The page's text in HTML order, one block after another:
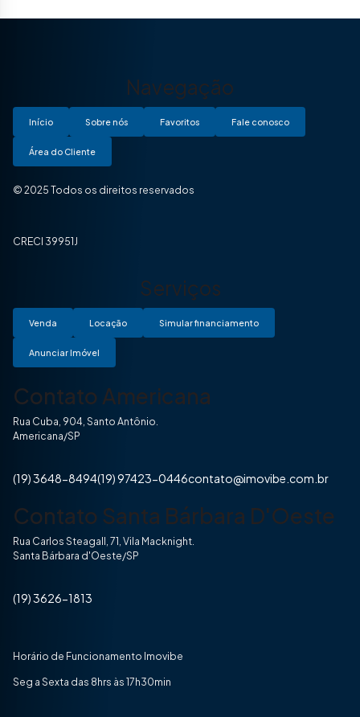
Navegação
Início Sobre nós Favoritos Fale conosco
Área do Cliente
© 2025 Todos os direitos reservados
CRECI 39951J
Serviços
Venda Locação Simular financiamento
Anunciar Imóvel
Contato Americana
Rua Cuba, 904, Santo Antônio.
Americana/SP
(19) 3648-8494(19) 97423-0446contato@imovibe.com.br
Contato Santa Bárbara D'Oeste
Rua Carlos Steagall, 71, Vila Macknight.
Santa Bárbara d'Oeste/SP
(19) 3626-1813
Horário de Funcionamento Imovibe
Seg a Sexta das 8hrs às 17h30min